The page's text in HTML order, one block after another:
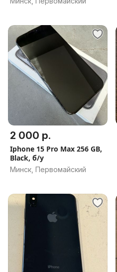
2 000 р.
Iphone 15 Pro Maх 256 GB,
Blaсk, б/у
Минск, Первомайский